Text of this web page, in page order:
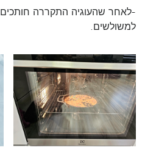
-לאחר שהעוגיה התקררה חותכים
למשולשים.